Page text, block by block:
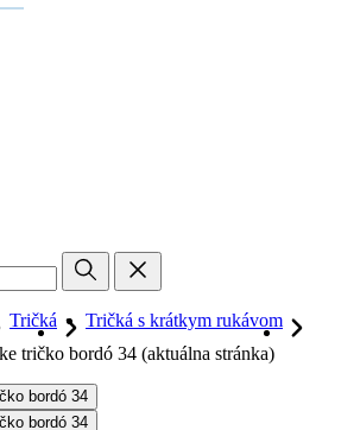
Tričká
Tričká s krátkym rukávom
tričko bordó 34 (aktuálna stránka)